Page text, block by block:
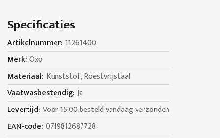
Specificaties
Specificaties
11261400
Oxo
Kunststof, Roestvrijstaal
Ja
Voor 15:00 besteld vandaag verzonden
0719812687728